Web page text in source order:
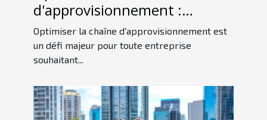
d'approvisionnement :
stratégies clés pour
entreprises
Optimiser la chaîne d'approvisionnement est
un défi majeur pour toute entreprise
souhaitant...